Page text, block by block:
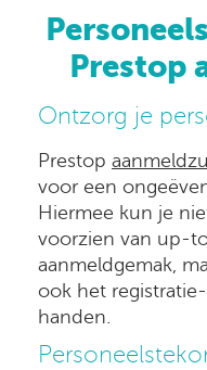
Prestop
Ontzorg je
Prestop
voor een
Hiermee kun je
voorzien van up-
aanmeldgemak,
ook het
handen.